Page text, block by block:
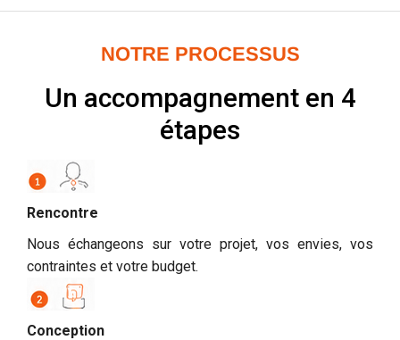
NOTRE PROCESSUS
Un accompagnement en 4
étapes
Rencontre
Nous échangeons sur votre projet, vos envies, vos
contraintes et votre budget.
Conception